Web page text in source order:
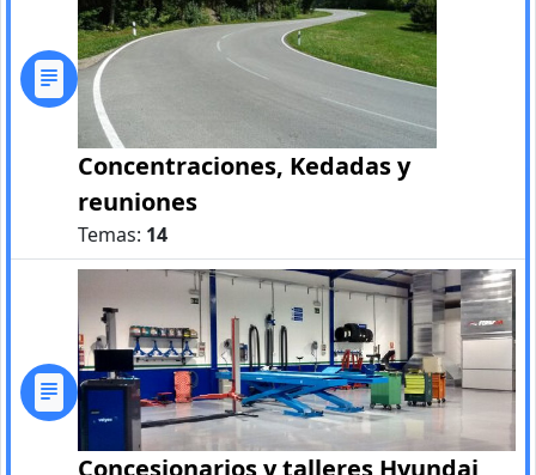
Concentraciones, Kedadas y
reuniones
Temas: 14
Concesionarios y talleres Hyundai